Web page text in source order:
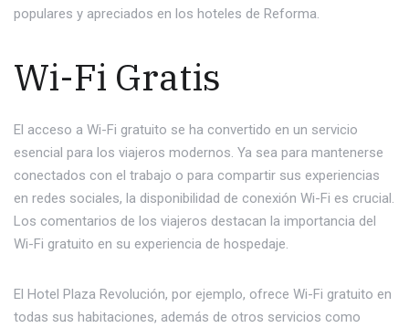
populares y apreciados en los hoteles de Reforma.
Wi-Fi Gratis
El acceso a Wi-Fi gratuito se ha convertido en un servicio
esencial para los viajeros modernos. Ya sea para mantenerse
conectados con el trabajo o para compartir sus experiencias
en redes sociales, la disponibilidad de conexión Wi-Fi es crucial.
Los comentarios de los viajeros destacan la importancia del
Wi-Fi gratuito en su experiencia de hospedaje.
El Hotel Plaza Revolución, por ejemplo, ofrece Wi-Fi gratuito en
todas sus habitaciones, además de otros servicios como